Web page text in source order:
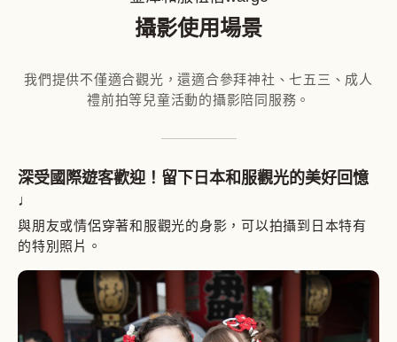
攝影使用場景
我們提供不僅適合觀光，還適合參拜神社、七五三、成人
禮前拍等兒童活動的攝影陪同服務。
深受國際遊客歡迎！留下日本和服觀光的美好回憶
♩
與朋友或情侶穿著和服觀光的身影，可以拍攝到日本特有
的特別照片。